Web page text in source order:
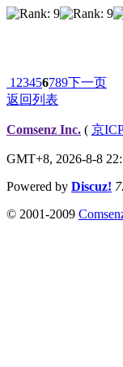
1 23456789下一页
返回列表
Comsenz Inc. ( 京
GMT+8, 2026-8-8
Powered by Discuz!
© 2001-2009